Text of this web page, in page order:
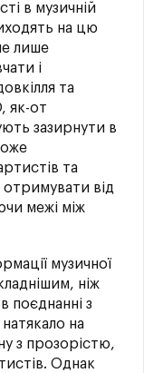
в музичній
на цю
лише
і
та
як-от
зазирнути в
та
від
межі між
музичної
ніж
поєднанні з
на
з прозорістю,
Однак